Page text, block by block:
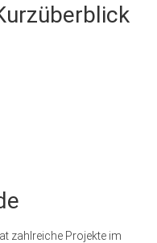
zahlreiche Projekte im